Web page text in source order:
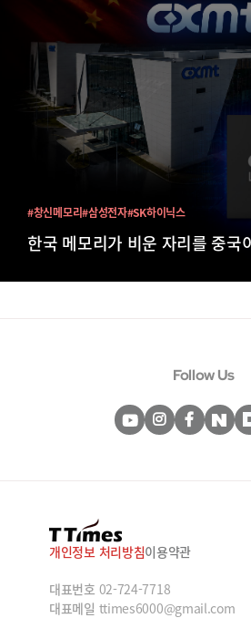
한국 메모리가 비운 자리를 중국
#창신메모리#삼성전자#SK하이닉스
Follow Us
개인정보 처리방침이용약관
대표번호 02-724-7718
대표메일 ttimes6000@gmail.com